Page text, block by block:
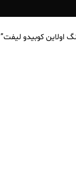
اولاین کوبیدو لیفت”